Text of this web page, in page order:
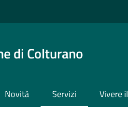
di Colturano
Novità Servizi Vivere